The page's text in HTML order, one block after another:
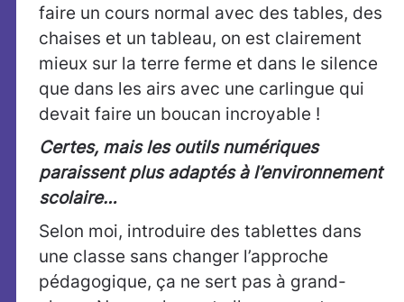
faire un cours normal avec des tables, des
chaises et un tableau, on est clairement
mieux sur la terre ferme et dans le silence
que dans les airs avec une carlingue qui
devait faire un boucan incroyable !
Certes, mais les outils numériques
paraissent plus adaptés à l’environnement
scolaire…
Selon moi, introduire des tablettes dans
une classe sans changer l’approche
pédagogique, ça ne sert pas à grand-